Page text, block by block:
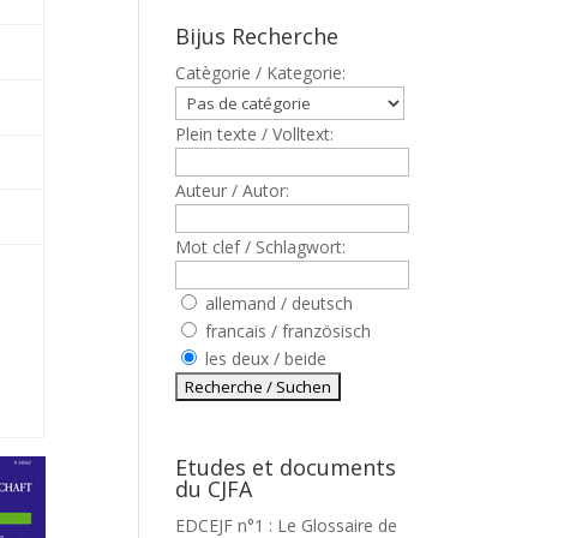
Bijus Recherche
Catègorie / Kategorie:
Plein texte / Volltext:
Auteur / Autor:
Mot clef / Schlagwort:
allemand / deutsch
francais / französisch
les deux / beide
Etudes et documents
du CJFA
EDCEJF n°1 : Le Glossaire de